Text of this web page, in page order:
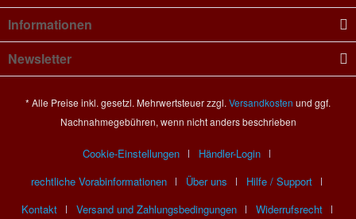
Informationen
Newsletter
* Alle Preise inkl. gesetzl. Mehrwertsteuer zzgl. Versandkosten und ggf.
Nachnahmegebühren, wenn nicht anders beschrieben
Cookie-Einstellungen
Händler-Login
rechtliche Vorabinformationen
Über uns
Hilfe / Support
Kontakt
Versand und Zahlungsbedingungen Widerrufsrecht